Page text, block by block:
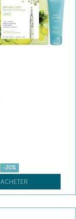
-20%
ACHETER